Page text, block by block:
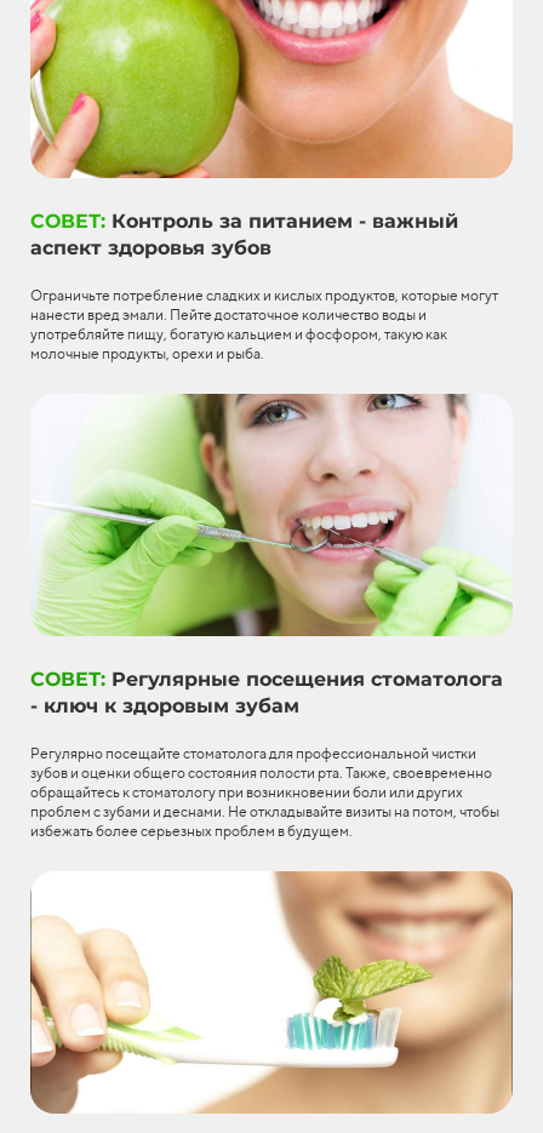
СОВЕТ: Контроль за питанием - важный
аспект здоровья зубов
Ограничьте потребление сладких и кислых продуктов, которые могут
нанести вред эмали. Пейте достаточное количество воды и
употребляйте пищу, богатую кальцием и фосфором, такую как
молочные продукты, орехи и рыба.
СОВЕТ: Регулярные посещения стоматолога
- ключ к здоровым зубам
Регулярно посещайте стоматолога для профессиональной чистки
зубов и оценки общего состояния полости рта. Также, своевременно
обращайтесь к стоматологу при возникновении боли или других
проблем с зубами и деснами. Не откладывайте визиты на потом, чтобы
избежать более серьезных проблем в будущем.